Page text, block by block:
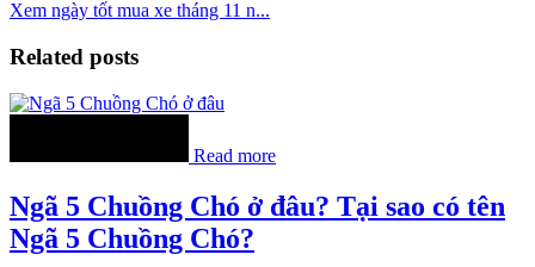
Xem ngày tốt mua xe tháng 11 n...
Related posts
Read more
Ngã 5 Chuồng Chó ở đâu? Tại sao có tên
Ngã 5 Chuồng Chó?